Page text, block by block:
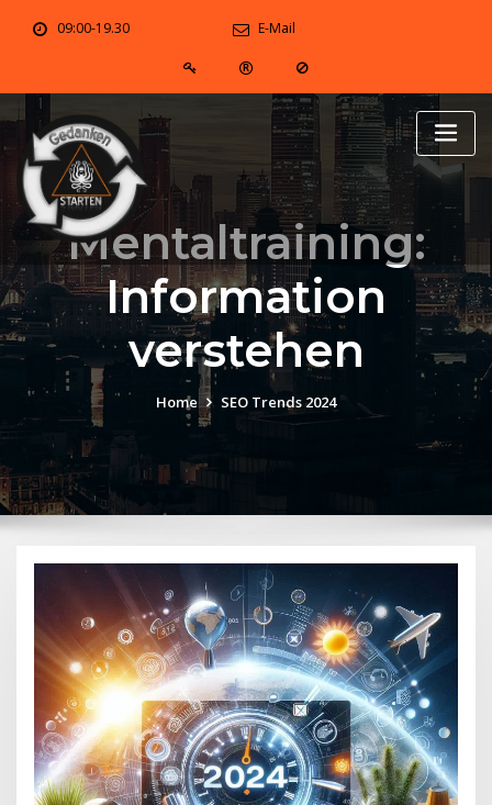
09:00-19.30 E-Mail
Mentaltraining:
Information
verstehen
Home SEO Trends 2024